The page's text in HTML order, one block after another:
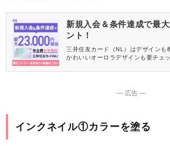
新規入会＆条件達成で最
ント！
三井住友カード（NL）はデザインも
かわいいオーロラデザインも要チェッ
― 広告 ―
インクネイル①カラーを塗る